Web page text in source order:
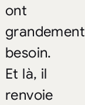
ont
grandement
besoin.
Et là, il
renvoie